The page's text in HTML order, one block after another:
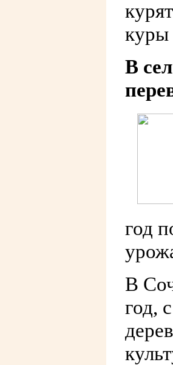
куры
В
год
В
год,